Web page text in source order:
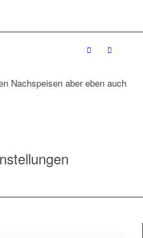
Nachspeisen aber eben auch